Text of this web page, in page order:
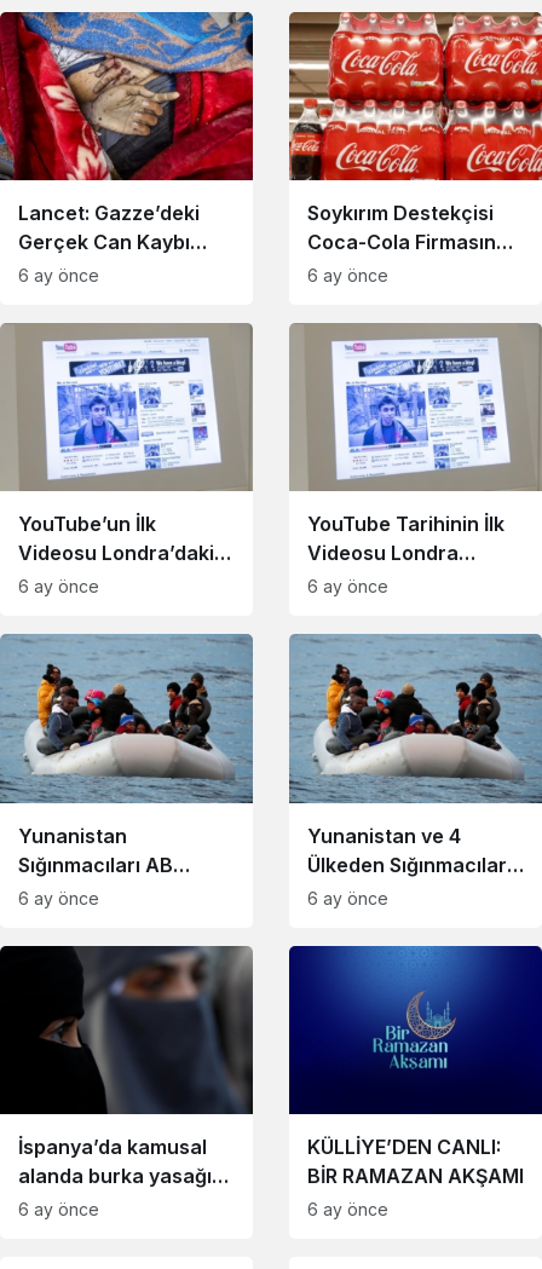
Lancet: Gazze’deki
Gerçek Can Kaybı
Açıklanandan Çok
6 ay önce
Soykırım Destekçisi
Coca-Cola Firmasına
Cinsiyet Ayrımcılığı
6 ay önce
YouTube’un İlk
Videosu Londra’daki
Müze Tarafından Satın
6 ay önce
YouTube Tarihinin İlk
Videosu Londra
Müzesi
6 ay önce
Yunanistan
Sığınmacıları AB
Dışına Göndermek İçin
6 ay önce
Yunanistan ve 4
Ülkeden Sığınmacıları
AB Dışına Gönderme
6 ay önce
İspanya’da kamusal
alanda burka yasağı
teklifi reddedildi
6 ay önce
KÜLLİYE’DEN CANLI:
BİR RAMAZAN AKŞAMI
6 ay önce